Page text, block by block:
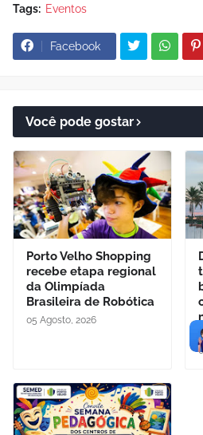
Tags: Eventos
Facebook
Você pode gostar
Porto Velho Shopping
recebe etapa regional
da Olimpíada
Brasileira de Robótica
05 Agosto, 2026